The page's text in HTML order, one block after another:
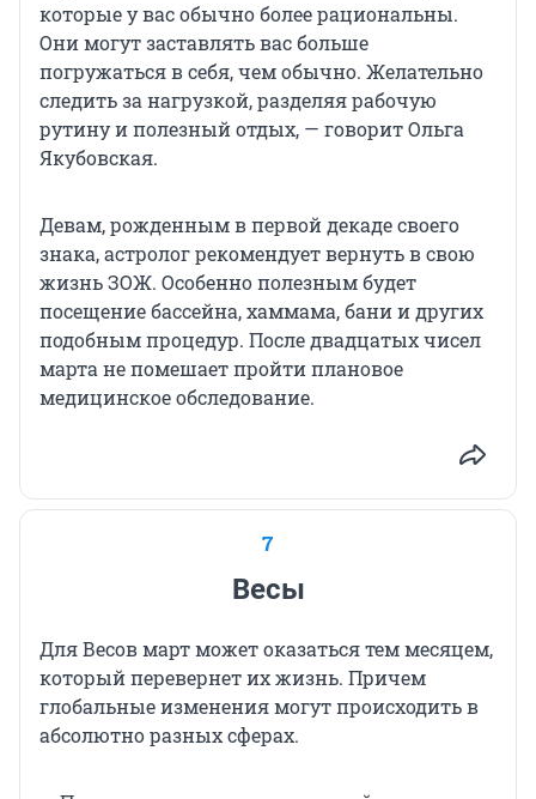
которые у вас обычно более рациональны.
Они могут заставлять вас больше
погружаться в себя, чем обычно. Желательно
следить за нагрузкой, разделяя рабочую
рутину и полезный отдых, — говорит Ольга
Якубовская.
Девам, рожденным в первой декаде своего
знака, астролог рекомендует вернуть в свою
жизнь ЗОЖ. Особенно полезным будет
посещение бассейна, хаммама, бани и других
подобным процедур. После двадцатых чисел
марта не помешает пройти плановое
медицинское обследование.
7
Весы
Для Весов март может оказаться тем месяцем,
который перевернет их жизнь. Причем
глобальные изменения могут происходить в
абсолютно разных сферах.